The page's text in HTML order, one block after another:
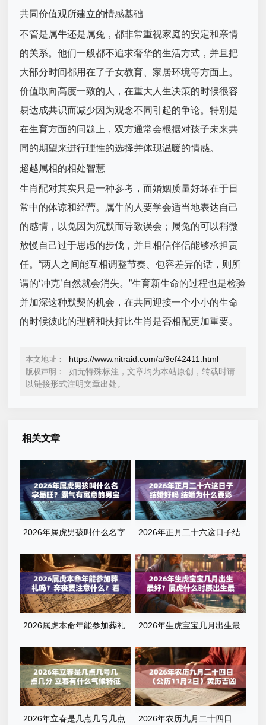
共同价值观所建立的情感基础
不管是属牛还是属兔，都非常重视家庭的安定和亲情
的关系。他们一般都不追求奢华的生活方式，并且把
大部分时间都用在了子女教育、家居环境等方面上。
价值取向高度一致的人，在重大人生决策的时候很容
易达成共识而减少因为观念不同引起的争论。特别是
在生育方面的问题上，双方通常会根据对孩子未来共
同的期望来进行理性的选择并体现温暖的情感。
超越属相的相处智慧
生肖配对其实只是一种参考，而婚姻质量好坏在于日
常中的体谅和经营。属牛的人要学会适当地表达自己
的感情，以免因为沉默而导致误会；属兔的可以稍微
放慢自己过于思虑的步伐，并且相信伴侣能够承担责
任。“两人之间能互相调整节奏、包容差异的话，则所
谓的‘冲克’自然就会消失。”生育新生命的过程也是检验
并加深这种默契的机会，在共同迎接一个小小的生命
的时候彼此的理解和扶持比生肖是否相配更加重要。
本文地址： https://www.nitraid.com/a/9ef42411.html
版权声明：
如无特殊标注，文章均为本站原创，转载时请
以链接形式注明文章出处。
相关文章
2026年属虎男孩叫什么名字
字清单
2026年正月二十六这日子结
2026属虎本命年能参加葬礼
篇就懂了
2026年生虎宝宝几月出生最
运？全解析来了
2026年立春是几点几号几点 2026年农历九月二十四日